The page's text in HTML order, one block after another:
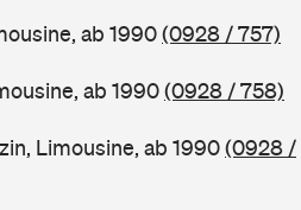
ab 1990(0928 / 757)
ab 1990(0928 / 758)
Limousine, ab 1990(0928 /